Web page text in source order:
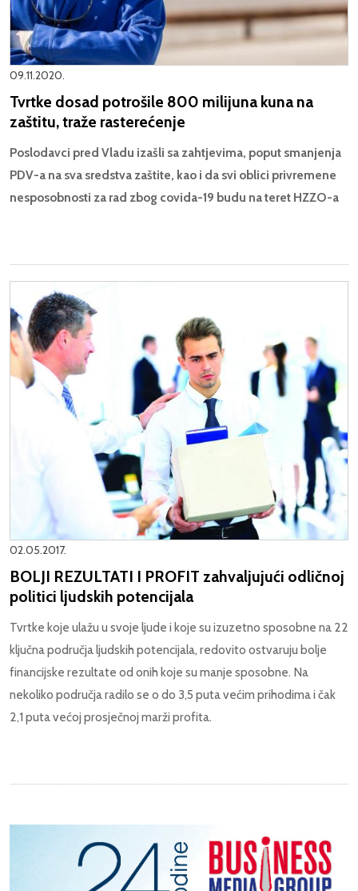
09.11.2020.
Tvrtke dosad potrošile 800 milijuna kuna na
zaštitu, traže rasterećenje
Poslodavci pred Vladu izašli sa zahtjevima, poput smanjenja
PDV-a na sva sredstva zaštite, kao i da svi oblici privremene
nesposobnosti za rad zbog covida-19 budu na teret HZZO-a
02.05.2017.
BOLJI REZULTATI I PROFIT zahvaljujući odličnoj
politici ljudskih potencijala
Tvrtke koje ulažu u svoje ljude i koje su izuzetno sposobne na 22
ključna područja ljudskih potencijala, redovito ostvaruju bolje
financijske rezultate od onih koje su manje sposobne. Na
nekoliko područja radilo se o do 3,5 puta većim prihodima i čak
2,1 puta većoj prosječnoj marži profita.